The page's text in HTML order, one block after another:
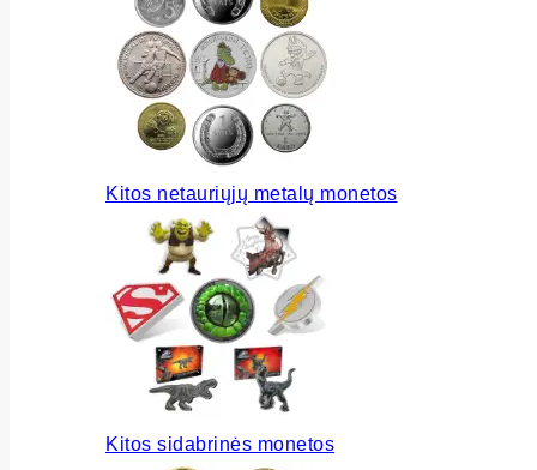
Kitos netauriųjų metalų monetos
Kitos sidabrinės monetos